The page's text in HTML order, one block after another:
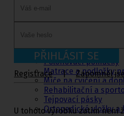
Ortopedie,
rehabilitace a
Fixační krční límce
Polohovací pomůcky
Matrace a podložky
Míče na cvičení a
Rehabilitační a
Tejpovací pásky
Ortopedické vložky a
PŘIHLÁSIT SE
Registrace | Zapomněl
U tohoto výrobku zatím není